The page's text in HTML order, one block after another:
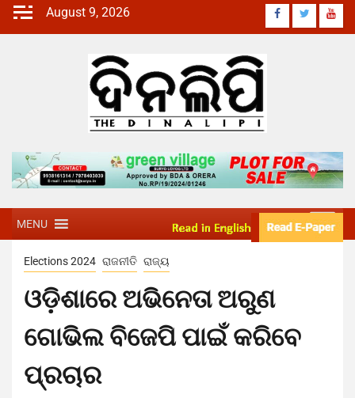
August 9, 2026
MENU
Elections 2024 ରାଜନୀତି ରାଜ୍ୟ
ଓଡ଼ିଶାରେ ଅଭିନେତା ଅରୁଣ
ଗୋଭିଲ ବିଜେପି ପାଇଁ କରିବେ
ପ୍ରଚାର